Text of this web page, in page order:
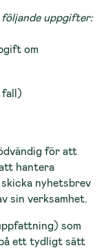
följande uppgifter:
om
fall)
för att
hantera
nyhetsbrev
sin verksamhet.
som
ett tydligt sätt